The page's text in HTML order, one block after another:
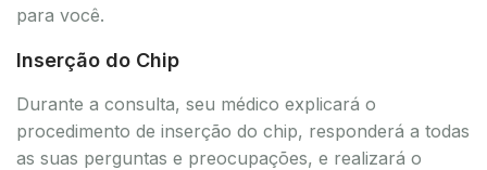
para você.
Inserção do Chip
Durante a consulta, seu médico explicará o
procedimento de inserção do chip, responderá a todas
as suas perguntas e preocupações, e realizará o